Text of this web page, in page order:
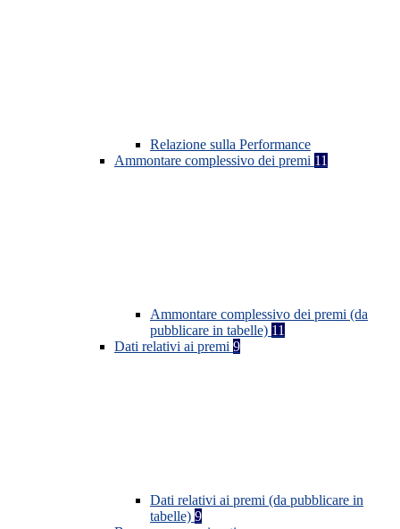
Relazione sulla Performance
Ammontare complessivo dei premi 11
Ammontare complessivo dei premi (da
pubblicare in tabelle) 11
Dati relativi ai premi 9
Dati relativi ai premi (da pubblicare in
tabelle) 9